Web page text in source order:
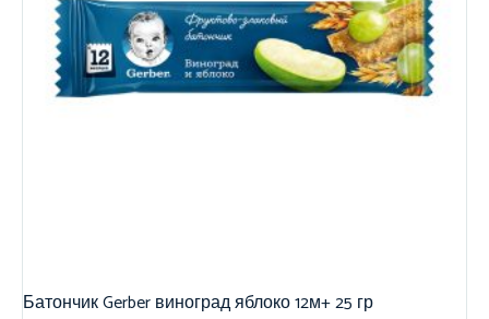
Батончик Gerber виноград яблоко 12м+ 25 гр